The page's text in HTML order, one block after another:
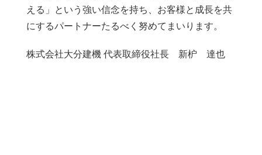
える」という強い信念を持ち、お客様と成長を共
にするパートナーたるべく努めてまいります。
株式会社大分建機 代表取締役社長 新枦 達也